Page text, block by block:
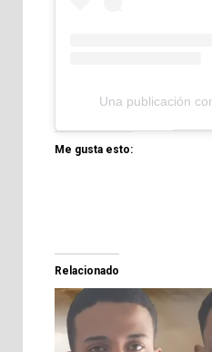
Una publicación
Me gusta esto:
Relacionado